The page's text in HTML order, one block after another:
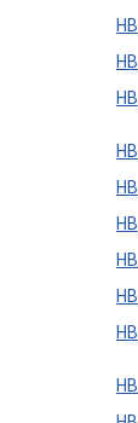
HB
HB
HB
HB
HB
HB
HB
HB
HB
HB